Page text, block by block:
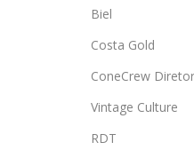
Biel
Costa Gold
ConeCrew
Vintage Culture
RDT